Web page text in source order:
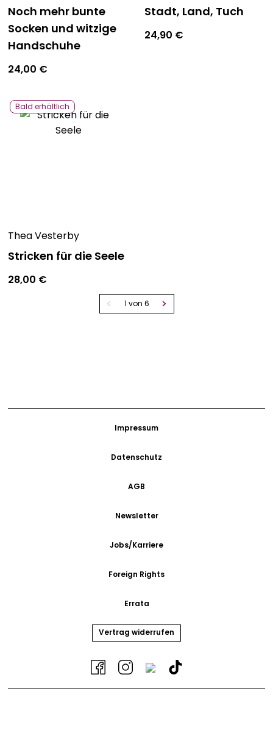
Noch mehr bunte
Socken und witzige
Handschuhe
24,00 €
Stadt, Land, Tuch
24,90 €
Bald erhältlich
Thea Vesterby
Stricken für die Seele
28,00 €
1 von 6
Impressum
Datenschutz
AGB
Newsletter
Jobs/Karriere
Foreign Rights
Errata
Vertrag widerrufen